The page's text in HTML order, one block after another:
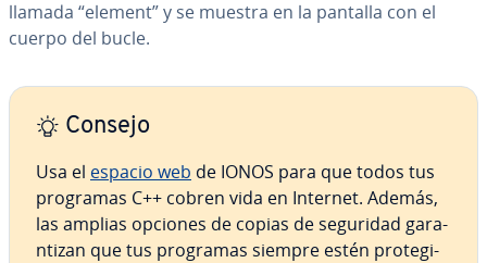
llamada “element” y se muestra en la pantalla con el
cuerpo del bucle.
Consejo
Usa el espacio web de IONOS para que todos tus
programas C++ cobren vida en Internet. Además,
las amplias opciones de copias de seguridad ga­ra­
n­ti­zan que tus programas siempre estén pro­te­gi­